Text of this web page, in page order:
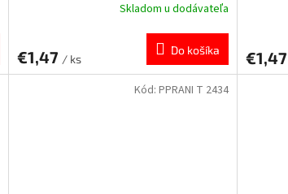
Skladom u dodávateľa
€1,47 / ks
Do košíka €1,47
Kód: PPRANI T 2434